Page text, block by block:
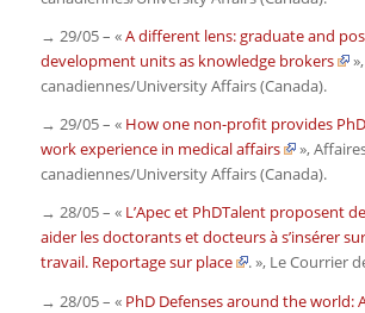
→ 29/05 – «A different lens: graduate and
development units as knowledge brokers
canadiennes/University Affairs(Canada).
→ 29/05 – « How one non-profit provides
work experience in medical affairs
»,
canadiennes/University Affairs(Canada).
→ 28/05 – « L’Apec et PhDTalent proposent
aider les doctorants et docteurs à s’insérer
travail. Reportage sur place
. », Le Courrier
→ 28/05 – « PhD Defenses around the world: